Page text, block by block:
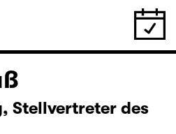
Stellvertreter des